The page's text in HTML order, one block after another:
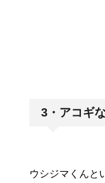
3・アコギ
ウシジマくんと